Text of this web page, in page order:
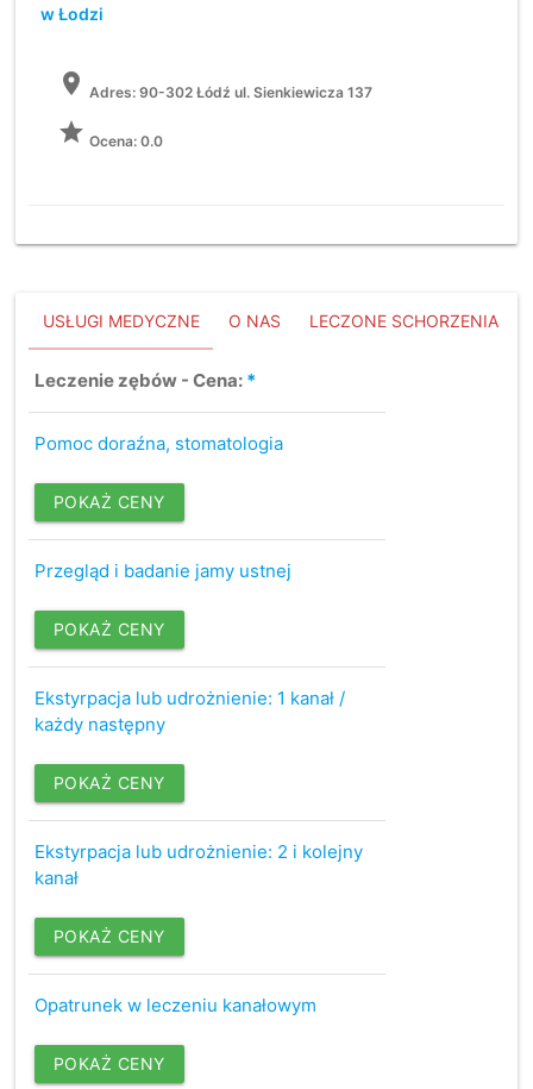
w Łodzi
location_on Adres:90-302 Łódź ul. Sienkiewicza 137
grade Ocena: 0.0
USŁUGI MEDYCZNE O NAS LECZONE SCHORZENIA
Leczenie zębów - Cena: *
Pomoc doraźna, stomatologia
POKAŻ CENY
Przegląd i badanie jamy ustnej
POKAŻ CENY
Ekstyrpacja lub udrożnienie: 1 kanał /
każdy następny
POKAŻ CENY
Ekstyrpacja lub udrożnienie: 2 i kolejny
kanał
POKAŻ CENY
Opatrunek w leczeniu kanałowym
POKAŻ CENY